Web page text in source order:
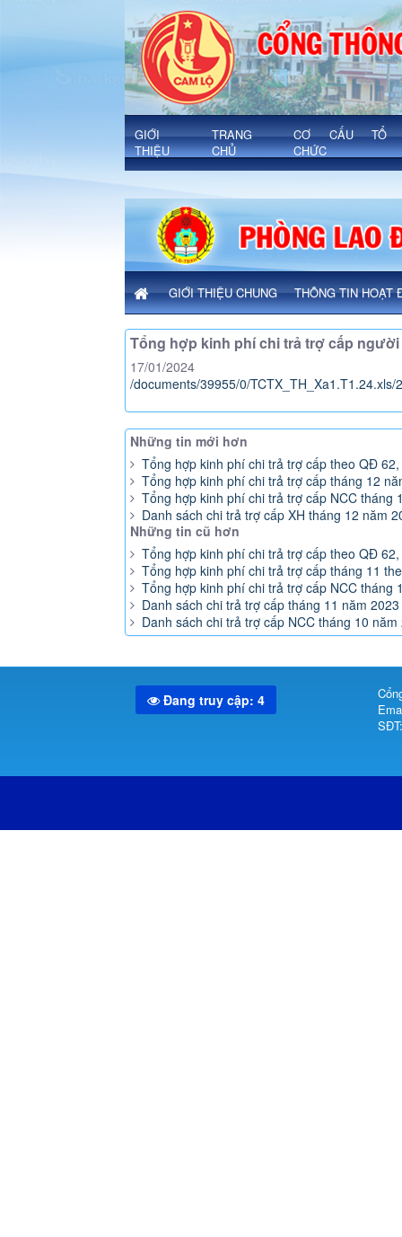
Chi tiết bài viết - Xã Cam Lộ
'
GIỚI
THIỆU
TRANG
CHỦ
CƠ CẤU TỔ
CHỨC
GIỚI THIỆU CHUNG THÔNG TIN HOẠT
Tổng hợp kinh phí chi trả trợ cấp
17/01/2024
/documents/39955/0/
Những tin mới hơn
Tổng hợp kinh phí chi trả trợ cấp theo QĐ
Tổng hợp kinh phí chi trả trợ cấp tháng 12
Tổng hợp kinh phí chi trả trợ cấp NCC tháng
Danh sách chi trả trợ cấp XH tháng 12 năm
Những tin cũ hơn
Tổng hợp kinh phí chi trả trợ cấp theo QĐ
Tổng hợp kinh phí chi trả trợ cấp tháng 11
Tổng hợp kinh phí chi trả trợ cấp NCC tháng
Danh sách chi trả trợ cấp tháng 11 năm 2023
Danh sách chi trả trợ cấp NCC tháng 10 năm
Đang truy cập: 4